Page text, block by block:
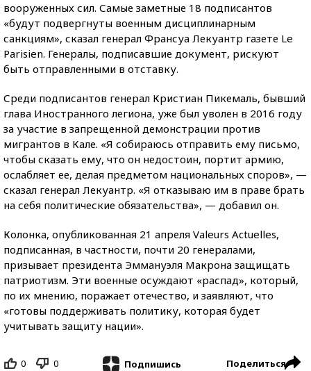
вооруженных сил. Самые заметные 18 подписантов
«будут подвергнуты военным дисциплинарным
санкциям», сказал генерал Франсуа Лекуантр газете Le
Parisien. Генералы, подписавшие документ, рискуют
быть отправленными в отставку.
Среди подписантов генерал Кристиан Пикемаль, бывший
глава Иностранного легиона, уже был уволен в 2016 году
за участие в запрещенной демонстрации против
мигрантов в Кале. «Я собираюсь отправить ему письмо,
чтобы сказать ему, что он недостоин, портит армию,
ослабляет ее, делая предметом национальных споров», —
сказал генерал Лекуантр. «Я отказываю им в праве брать
на себя политические обязательства», — добавил он.
Колонка, опубликованная 21 апреля Valeurs Actuelles,
подписанная, в частности, почти 20 генералами,
призывает президента Эммануэля Макрона защищать
патриотизм. Эти военные осуждают «распад», который,
по их мнению, поражает отечество, и заявляют, что
«готовы поддерживать политику, которая будет
учитывать защиту нации».
0 0 Подпишись Поделиться